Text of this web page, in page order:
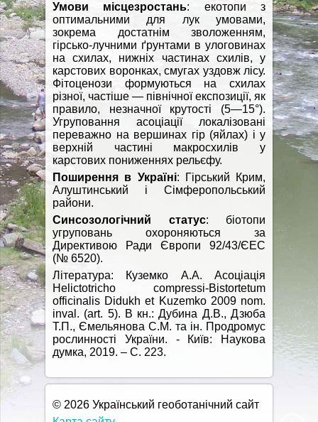
Умови місцезростань: екотопи з
оптимальними для лук умовами,
зокрема достатнім зволоженням,
гірсько-лучними ґрунтами в улоговинах
на схилах, нижніх частинах схилів, у
карстових воронках, смугах уздовж лісу.
Фітоценози формуються на схилах
різної, частіше — північної експозиції, як
правило, незначної крутості (5—15°).
Угруповання асоціації локалізовані
переважно на вершинах гір (яйлах) і у
верхній частині макросхилів у
карстових пониженнях рельєфу.
Поширення в Україні: Гірський Крим,
Алуштинський і Сімферопольський
райони.
Синсозологічний статус: біотопи
угруповань охороняються за
Директивою Ради Європи 92/43/ЄЕС
(№ 6520).
Література: Куземко А.А. Асоціація
Helictotricho compressi-Bistortetum
officinalis Didukh et Kuzemko 2009 nom.
inval. (art. 5). В кн.: Дубина Д.В., Дзюба
Т.П., Ємельянова С.М. та ін. Продромус
рослинності України. - Київ: Наукова
думка, 2019. – С. 223.
© 2026 Український геоботанічний сайт